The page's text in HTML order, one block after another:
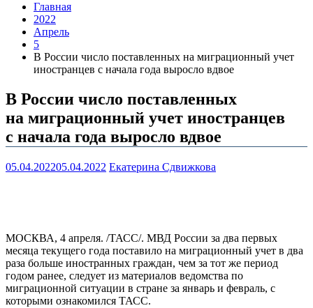
Главная
2022
Апрель
5
В России число поставленных на миграционный учет
иностранцев с начала года выросло вдвое
В России число поставленных
на миграционный учет иностранцев
с начала года выросло вдвое
05.04.202205.04.2022 Екатерина Сдвижкова
МОСКВА, 4 апреля. /ТАСС/. МВД России за два первых
месяца текущего года поставило на миграционный учет в два
раза больше иностранных граждан, чем за тот же период
годом ранее, следует из материалов ведомства по
миграционной ситуации в стране за январь и февраль, с
которыми ознакомился ТАСС.